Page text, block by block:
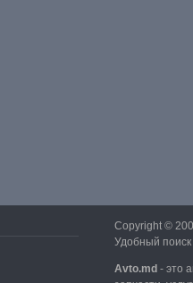
Copyright ©
Удобный поиск
Avto.md - это